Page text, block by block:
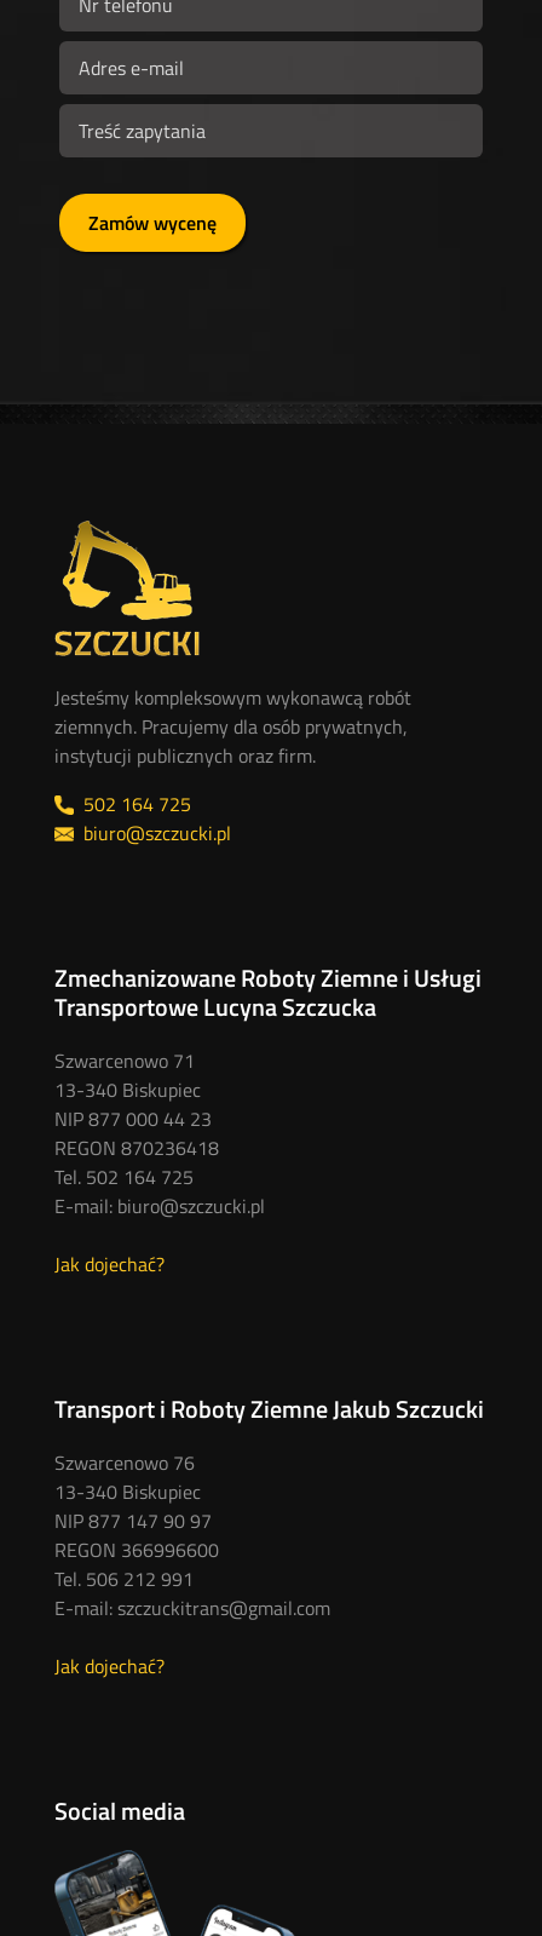
Zamów wycenę
Jesteśmy kompleksowym wykonawcą robót
ziemnych. Pracujemy dla osób prywatnych,
instytucji publicznych oraz firm.
502 164 725
biuro@szczucki.pl
Zmechanizowane Roboty Ziemne i Usługi
Transportowe Lucyna Szczucka
Szwarcenowo 71
13-340 Biskupiec
NIP 877 000 44 23
REGON 870236418
Tel. 502 164 725
E-mail: biuro@szczucki.pl
Jak dojechać?
Transport i Roboty Ziemne Jakub Szczucki
Szwarcenowo 76
13-340 Biskupiec
NIP 877 147 90 97
REGON 366996600
Tel. 506 212 991
E-mail: szczuckitrans@gmail.com
Jak dojechać?
Social media